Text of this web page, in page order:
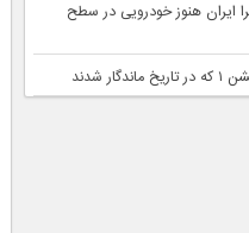
ایران هنوز خودرویی در سطح